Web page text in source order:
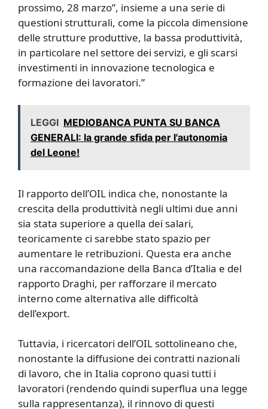
prossimo, 28 marzo”, insieme a una serie di
questioni strutturali, come la piccola dimensione
delle strutture produttive, la bassa produttività,
in particolare nel settore dei servizi, e gli scarsi
investimenti in innovazione tecnologica e
formazione dei lavoratori.”
LEGGI MEDIOBANCA PUNTA SU BANCA
GENERALI: la grande sfida per l'autonomia
del Leone!
Il rapporto dell’OIL indica che, nonostante la
crescita della produttività negli ultimi due anni
sia stata superiore a quella dei salari,
teoricamente ci sarebbe stato spazio per
aumentare le retribuzioni. Questa era anche
una raccomandazione della Banca d’Italia e del
rapporto Draghi, per rafforzare il mercato
interno come alternativa alle difficoltà
dell’export.
Tuttavia, i ricercatori dell’OIL sottolineano che,
nonostante la diffusione dei contratti nazionali
di lavoro, che in Italia coprono quasi tutti i
lavoratori (rendendo quindi superflua una legge
sulla rappresentanza), il rinnovo di questi